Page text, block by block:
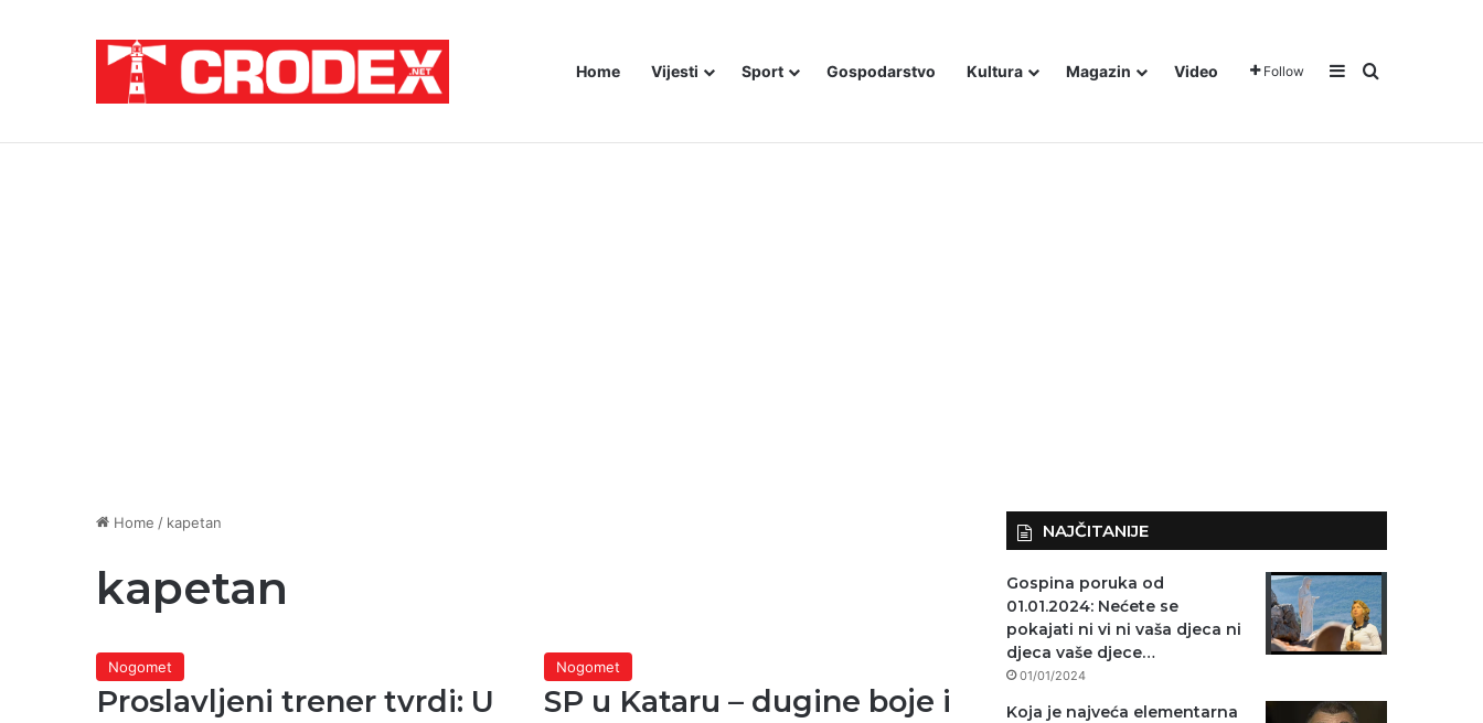
Home Vijesti Sport Gospodarstvo Kultura Magazin Video Follow Sidebar
Traži
Home / kapetan
kapetan
Nogomet
Proslavljeni trener tvrdi: U
Nogomet
SP u Kataru – dugine boje i
NAJČITANIJE
Gospina poruka od
01.01.2024: Nećete se
pokajati ni vi ni vaša djeca ni
djeca vaše djece…
01/01/2024
Koja je najveća elementarna